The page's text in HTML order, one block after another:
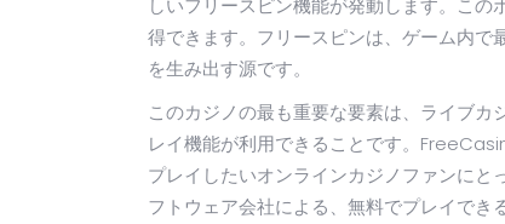
しいフリースピン機能が発動します。こ
得できます。フリースピンは、ゲーム内で
を生み出す源です。
このカジノの最も重要な要素は、ライブ
レイ機能が利用できることです。
プレイしたいオンラインカジノファンに
フトウェア会社による、無料でプレイで